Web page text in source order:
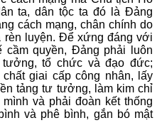
ta, dân tộc ta đó là Đảng
cách mạng, chân chính do
rèn luyện. Để xứng đáng với
quyền, Đảng phải luôn
tổ chức và đạo đức;
giai cấp công nhân, lấy
tảng tư tưởng, làm kim chỉ
và phải đoàn kết thống
và phê bình, gắn bó mật